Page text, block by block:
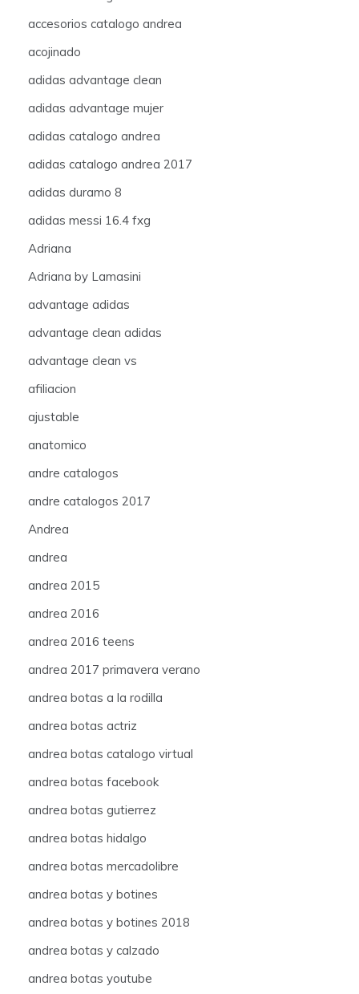
accesorios catalogo andrea
acojinado
adidas advantage clean
adidas advantage mujer
adidas catalogo andrea
adidas catalogo andrea 2017
adidas duramo 8
adidas messi 16.4 fxg
Adriana
Adriana by Lamasini
advantage adidas
advantage clean adidas
advantage clean vs
afiliacion
ajustable
anatomico
andre catalogos
andre catalogos 2017
Andrea
andrea
andrea 2015
andrea 2016
andrea 2016 teens
andrea 2017 primavera verano
andrea botas a la rodilla
andrea botas actriz
andrea botas catalogo virtual
andrea botas facebook
andrea botas gutierrez
andrea botas hidalgo
andrea botas mercadolibre
andrea botas y botines
andrea botas y botines 2018
andrea botas y calzado
andrea botas youtube